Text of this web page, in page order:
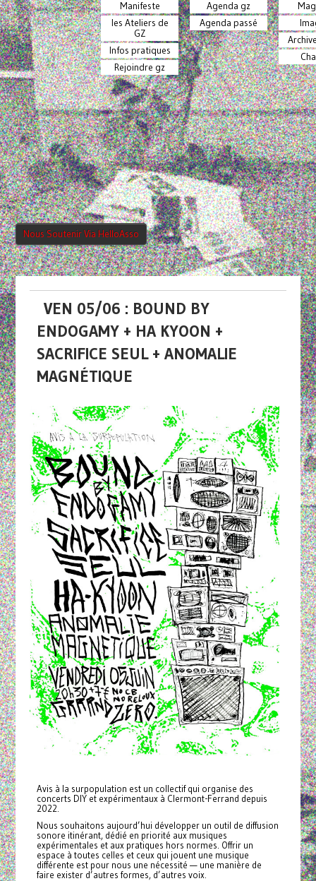
Manifeste
les Ateliers de
GZ
Infos pratiques
Rejoindre gz
Agenda gz
Agenda passé
Nous Soutenir Via HelloAsso
VEN 05/06 : BOUND BY
ENDOGAMY + HA KYOON +
SACRIFICE SEUL + ANOMALIE
MAGNÉTIQUE
Avis à la surpopulation est un collectif qui organise des
concerts DIY et expérimentaux à Clermont-Ferrand depuis
2022.
Nous souhaitons aujourd’hui développer un outil de diffusion
sonore itinérant, dédié en priorité aux musiques
expérimentales et aux pratiques hors normes. Offrir un
espace à toutes celles et ceux qui jouent une musique
différente est pour nous une nécessité — une manière de
faire exister d’autres formes, d’autres voix.